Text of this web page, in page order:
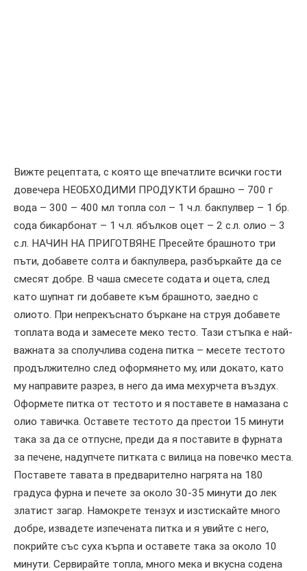
Вижте рецептата, с която ще впечатлите всички гости
довечера НЕОБХОДИМИ ПРОДУКТИ брашно – 700 г
вода – 300 – 400 мл топла сол – 1 ч.л. бакпулвер – 1 бр.
сода бикарбонат – 1 ч.л. ябълков оцет – 2 с.л. олио – 3
с.л. НАЧИН НА ПРИГОТВЯНЕ Пресейте брашното три
пъти, добавете солта и бакпулвера, разбъркайте да се
смесят добре. В чаша смесете содата и оцета, след
като шупнат ги добавете към брашното, заедно с
олиото. При непрекъснато бъркане на струя добавете
топлата вода и замесете меко тесто. Тази стъпка е най-
важната за сполучлива содена питка – месете тестото
продължително след оформянето му, или докато, като
му направите разрез, в него да има мехурчета въздух.
Оформете питка от тестото и я поставете в намазана с
олио тавичка. Оставете тестото да престои 15 минути
така за да се отпусне, преди да я поставите в фурната
за печене, надупчете питката с вилица на повечко места.
Поставете тавата в предварително нагрята на 180
градуса фурна и печете за около 30-35 минути до лек
златист загар. Намокрете тензух и изстискайте много
добре, извадете изпечената питка и я увийте с него,
покрийте със суха кърпа и оставете така за около 10
минути. Сервирайте топла, много мека и вкусна содена